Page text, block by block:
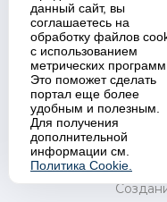
распорядительный
Обнинск".
Адрес
Телефон
Настоящий
Политика в
данный сайт, вы
соглашаетесь на
обработку файлов
с использованием
метрических программ.
Это поможет сделать
портал еще более
удобным и полезным.
Для получения
дополнительной
информации см.
Политика Cookie.